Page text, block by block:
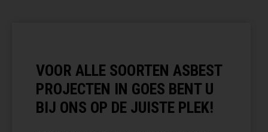
VOOR ALLE SOORTEN ASBEST
PROJECTEN IN GOES BENT U
BIJ ONS OP DE JUISTE PLEK!